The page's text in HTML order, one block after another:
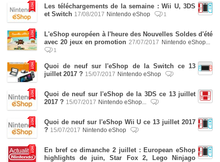
Les téléchargements de la semaine : Wii U, 3DS
et Switch 17/08/2017 Nintendo eShop 1
L'eShop européen à l'heure des Nouvelles Soldes d'été
avec 20 jeux en promotion 27/07/2017 Nintendo eShop...
1
Quoi de neuf sur l'eShop de la Switch ce 13
juillet 2017 ? 15/07/2017 Nintendo eShop
Quoi de neuf sur l'eShop de la 3DS ce 13 juillet
2017 ? 15/07/2017 Nintendo eShop...
Quoi de neuf sur l'eShop Wii U ce 13 juillet 2017
? 15/07/2017 Nintendo eShop
En bref ce dimanche 2 juillet : European eShop
highlights de juin, Star Fox 2, Lego Ninjago